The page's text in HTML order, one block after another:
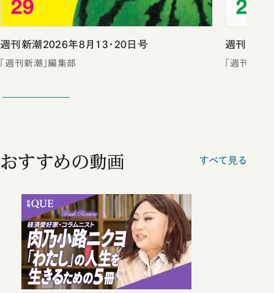
週刊新潮2026年8月13・20日号
「週刊新潮」編集部
週刊新潮
「週刊新潮
おすすめの動画 すべて見る